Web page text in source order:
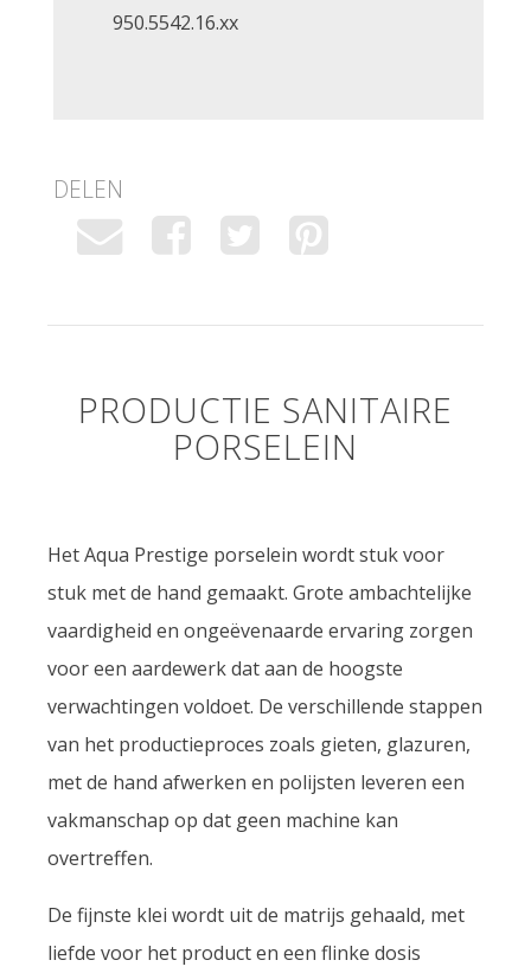
950.5542.16.xx
DELEN
PRODUCTIE SANITAIRE
PORSELEIN
Het Aqua Prestige porselein wordt stuk voor
stuk met de hand gemaakt. Grote ambachtelijke
vaardigheid en ongeëvenaarde ervaring zorgen
voor een aardewerk dat aan de hoogste
verwachtingen voldoet. De verschillende stappen
van het productieproces zoals gieten, glazuren,
met de hand afwerken en polijsten leveren een
vakmanschap op dat geen machine kan
overtreffen.
De fijnste klei wordt uit de matrijs gehaald, met
liefde voor het product en een flinke dosis